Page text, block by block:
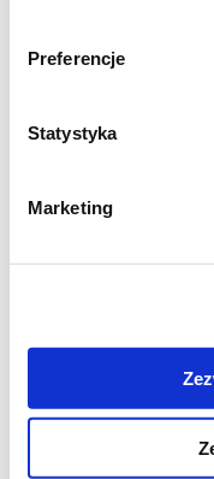
Preferencje
Statystyka
Marketing